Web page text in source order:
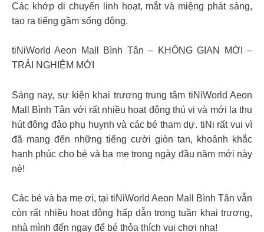
Các khớp di chuyển linh hoạt, mắt và miệng phát sáng,
tạo ra tiếng gầm sống động.
tiNiWorld Aeon Mall Bình Tân – KHÔNG GIAN MỚI –
TRẢI NGHIỆM MỚI
Sáng nay, sự kiện khai trương trung tâm tiNiWorld Aeon
Mall Bình Tân với rất nhiều hoạt động thú vị và mới lạ thu
hút đông đảo phụ huynh và các bé tham dự. tiNi rất vui vì
đã mang đến những tiếng cười giòn tan, khoảnh khắc
hạnh phúc cho bé và ba mẹ trong ngày đầu năm mới này
nè!
Các bé và ba mẹ ơi, tại tiNiWorld Aeon Mall Bình Tân vẫn
còn rất nhiều hoạt động hấp dẫn trong tuần khai trương,
nhà mình đến ngay để bé thỏa thích vui chơi nha!